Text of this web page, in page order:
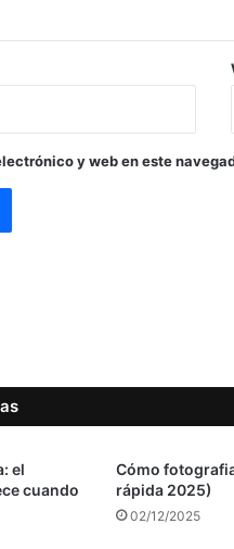
y web en este
el
cuando
Cómo
rápida 2025)
02/12/2025